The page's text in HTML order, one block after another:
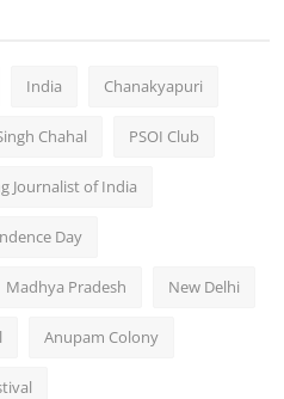
India Chanakyapuri
Chahal PSOI Club
Journalist of India
Day
Madhya Pradesh New Delhi
Anupam Colony